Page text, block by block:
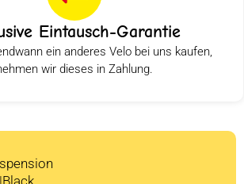
Eintausch-Garantie
ein anderes Velo bei uns kaufen,
wir dieses in Zahlung.